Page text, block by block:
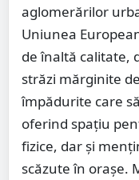
aglomerărilor
Uniunea
de înaltă calitate,
străzi mărginite
împădurite care
oferind spațiu
fizice, dar și
scăzute în orașe.